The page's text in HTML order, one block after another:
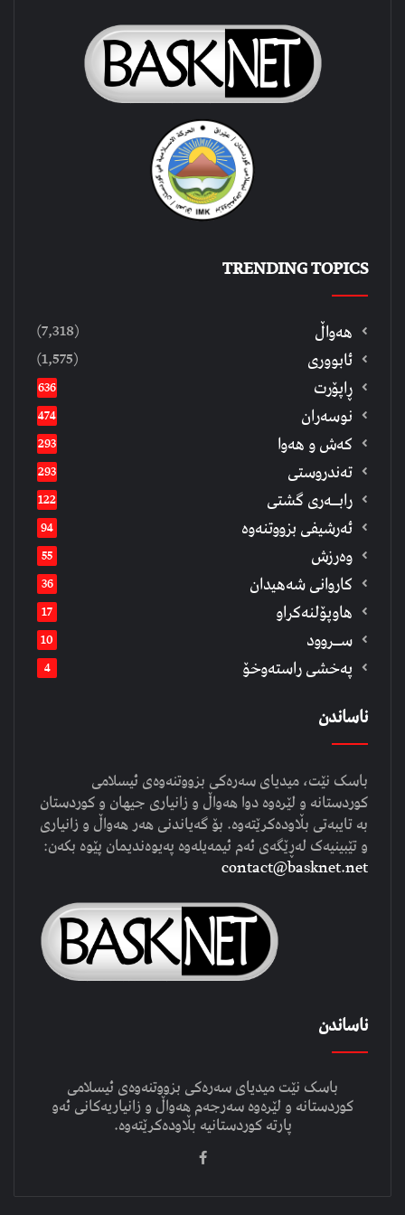
TRENDING TOPICS
هەواڵ (7,318)
ئابووری (1,575)
ڕاپۆرت 636
نوسەران 474
كەش و هەوا 293
تەندروستی 293
رابــه‌ری گشتی 122
ئەرشیفى بزووتنەوە 94
وەرزش 55
كاروانی شەهیدان 36
هاوپۆلنەكراو 17
ســروود 10
په‌خشی راسته‌وخۆ 4
ناساندن
باسک نێت، میدیای سەرەکی بزووتنەوەی ئیسلامی
کوردستانە و لێرەوە دوا هەواڵ و زانیاری جیهان و کوردستان
بە تایبەتی بڵاودەکرێتەوە. بۆ گەیاندنی هەر هەواڵ و زانیاری
و تێبینیەک لەڕێگەی ئەم ئیمەیلەوە پەیوەندیمان پێوە بکەن:
contact@basknet.net
ناساندن
باسک نێت میدیای سەرەکی بزووتنەوەی ئیسلامی
کوردستانە و لێرەوە سەرجەم هەواڵ و زانیاریەکانی ئەو
پارتە کوردستانیە بڵاودەکرێتەوە.